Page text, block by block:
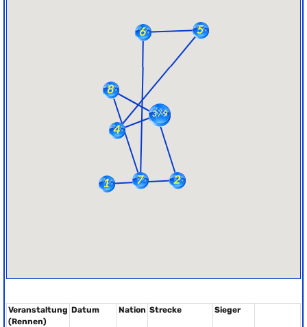
Veranstaltung
(Rennen)
Datum Nation Strecke Sieger